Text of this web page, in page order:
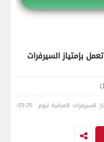
أحدث ملفات إشتراك CCcam.cfg تعمل بإمتياز السيرفرات
أحدث ملفات إشتراك CCcam.cfg تعمل بإمتياز السيرفرات المجانية ليوم 25-03-